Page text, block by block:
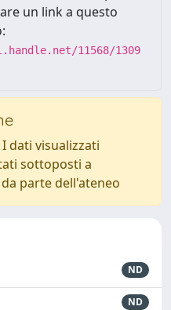
un link a questo
11568/1309
dati visualizzati
sottoposti a
parte dell'ateneo
ND
ND